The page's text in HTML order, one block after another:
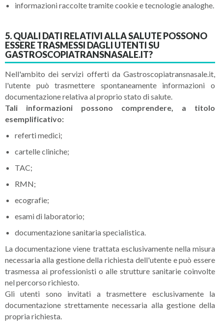
informazioni raccolte tramite cookie e tecnologie analoghe.
5. QUALI DATI RELATIVI ALLA SALUTE POSSONO
ESSERE TRASMESSI DAGLI UTENTI SU
GASTROSCOPIATRANSNASALE.IT?
Nell'ambito dei servizi offerti da Gastroscopiatransnasale.it,
l'utente può trasmettere spontaneamente informazioni o
documentazione relativa al proprio stato di salute.
Tali informazioni possono comprendere, a titolo
esemplificativo:
referti medici;
cartelle cliniche;
TAC;
RMN;
ecografie;
esami di laboratorio;
documentazione sanitaria specialistica.
La documentazione viene trattata esclusivamente nella misura
necessaria alla gestione della richiesta dell'utente e può essere
trasmessa ai professionisti o alle strutture sanitarie coinvolte
nel percorso richiesto.
Gli utenti sono invitati a trasmettere esclusivamente la
documentazione strettamente necessaria alla gestione della
propria richiesta.